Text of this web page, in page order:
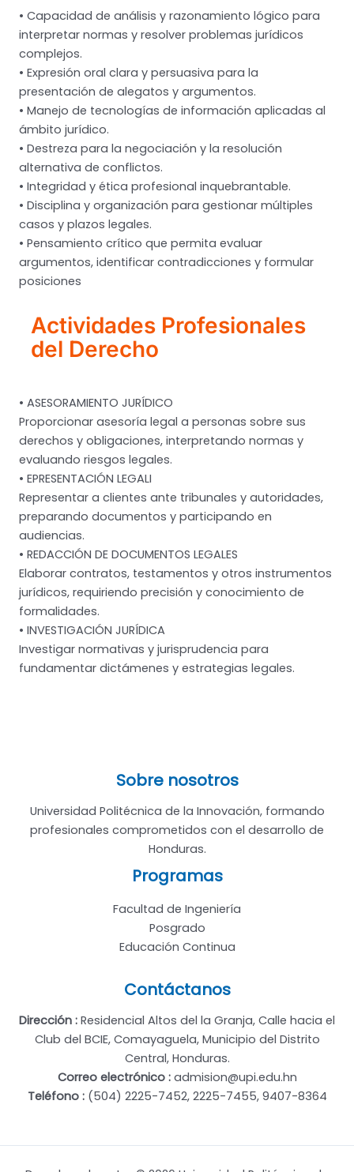
• Capacidad de análisis y razonamiento lógico para
interpretar normas y resolver problemas jurídicos
complejos.
• Expresión oral clara y persuasiva para la
presentación de alegatos y argumentos.
• Manejo de tecnologías de información aplicadas al
ámbito jurídico.
• Destreza para la negociación y la resolución
alternativa de conflictos.
• Integridad y ética profesional inquebrantable.
• Disciplina y organización para gestionar múltiples
casos y plazos legales.
• Pensamiento crítico que permita evaluar
argumentos, identificar contradicciones y formular
posiciones
Actividades Profesionales
del Derecho
• ASESORAMIENTO JURÍDICO
Proporcionar asesoría legal a personas sobre sus
derechos y obligaciones, interpretando normas y
evaluando riesgos legales.
• EPRESENTACIÓN LEGALI
Representar a clientes ante tribunales y autoridades,
preparando documentos y participando en
audiencias.
• REDACCIÓN DE DOCUMENTOS LEGALES
Elaborar contratos, testamentos y otros instrumentos
jurídicos, requiriendo precisión y conocimiento de
formalidades.
• INVESTIGACIÓN JURÍDICA
Investigar normativas y jurisprudencia para
fundamentar dictámenes y estrategias legales.
Sobre nosotros
Universidad Politécnica de la Innovación, formando
profesionales comprometidos con el desarrollo de
Honduras.
Programas
Facultad de Ingeniería
Posgrado
Educación Continua
Contáctanos
Dirección : Residencial Altos del la Granja, Calle hacia el
Club del BCIE, Comayaguela, Municipio del Distrito
Central, Honduras.
Correo electrónico :admision@upi.edu.hn
Teléfono :(504) 2225-7452, 2225-7455, 9407-8364